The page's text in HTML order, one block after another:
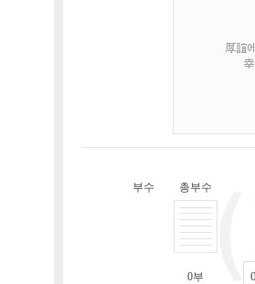
부수 총부수
0부